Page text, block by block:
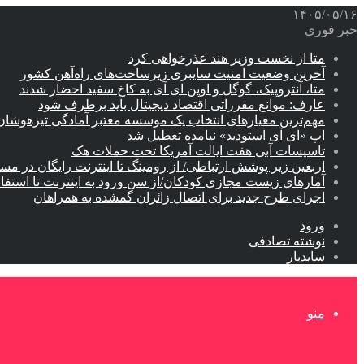
۱۴۰۵/۰۵/۱۶
خبر فوری
متا از نخست وزیر هند عذرخواهی کرد
آخرین وضعیت امنیت سایبری زیرساخت‌های راه‌آهن کشور
متا، آنتروپیک، گوگل و اوپن ای آی به کاخ سفید احضار شدند
عارف: موانع مقرراتی اقتصاد دیجیتال باید برطرف شود
مهم‌ترین معیارهای انتخاب یک موسسه معتبر آمادگی
اپ «ای آی استودید» نیامده تعطیل شد
تاسیسات آبی هفت ایالت آمریکا تحت حملات هک
اربعین زیر پوشش ارتباطی/ از رومینگ تا اینترنت رایگان در
آمارهای زیست مجازی کودکان/از سن ورود به اینترنت تا
اجرای طرح جدید برای اتصال زائران گمشده به همراهان
ورود
نوشته تصادفی
سایدبار
منو